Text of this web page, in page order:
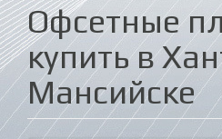
Офсетные
купить в
Мансийске